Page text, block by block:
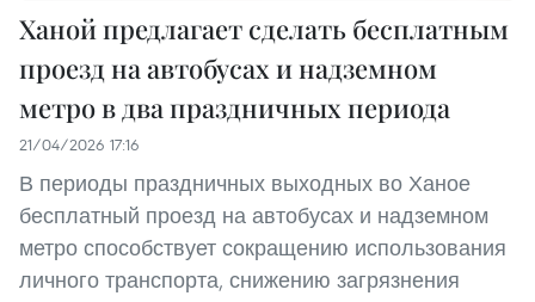
Ханой предлагает сделать бесплатным
проезд на автобусах и надземном
метро в два праздничных периода
21/04/2026 17:16
В периоды праздничных выходных во Ханое
бесплатный проезд на автобусах и надземном
метро способствует сокращению использования
личного транспорта, снижению загрязнения